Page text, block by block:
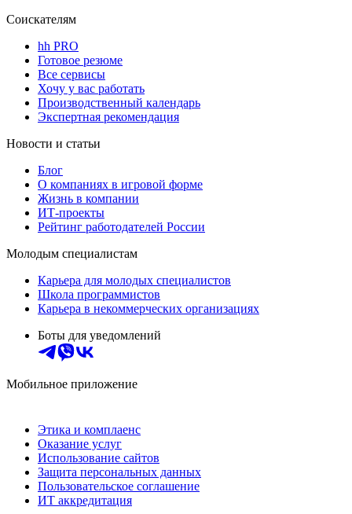
Соискателям
hh PRO
Готовое резюме
Все сервисы
Хочу у вас работать
Производственный календарь
Экспертная рекомендация
Новости и статьи
Блог
О компаниях в игровой форме
Жизнь в компании
ИТ-проекты
Рейтинг работодателей России
Молодым специалистам
Карьера для молодых специалистов
Школа программистов
Карьера в некоммерческих организациях
Боты для уведомлений
Мобильное приложение
Этика и комплаенс
Оказание услуг
Использование сайтов
Защита персональных данных
Пользовательское соглашение
ИТ аккредитация